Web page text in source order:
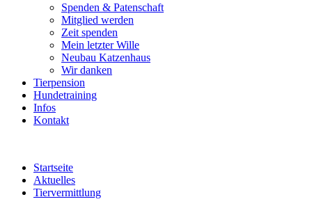
Spenden & Patenschaft
Mitglied werden
Zeit spenden
Mein letzter Wille
Neubau Katzenhaus
Wir danken
Tierpension
Hundetraining
Infos
Kontakt
Startseite
Aktuelles
Tiervermittlung